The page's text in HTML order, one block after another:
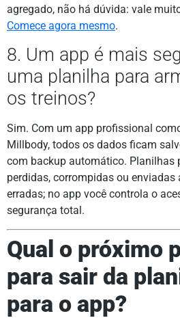
agregado, não há dúvida: vale
Comece agora mesmo.
8. Um app é mais
uma planilha para
os treinos?
Sim. Com um app profissional
Millbody, todos os dados ficam
com backup automático. Planilhas
perdidas, corrompidas ou enviadas
erradas; no app você controla o
segurança total.
Qual o próximo
para sair da
para o app?